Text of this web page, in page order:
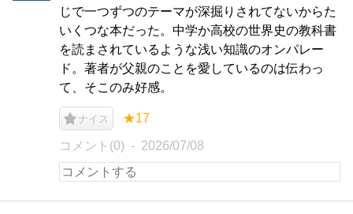
じで一つずつのテーマが深掘りされてないからた
いくつな本だった。中学か高校の世界史の教科書
を読まされているような浅い知識のオンパレー
ド。著者が父親のことを愛しているのは伝わっ
て、そこのみ好感。
ナイス ★17
コメント(0) 2026/07/08